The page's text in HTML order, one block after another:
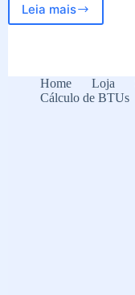
Leia mais
Quais
Cooktop?
Home Loja
Cálculo de BTUs